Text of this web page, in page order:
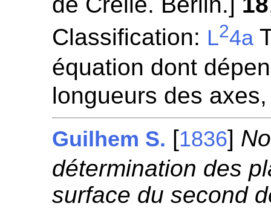
Classification: L24a
équation dont
longueurs des
Guilhem S. [1836]
détermination des
surface du second